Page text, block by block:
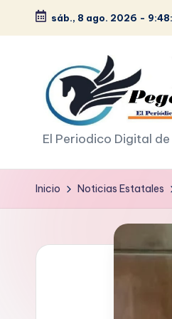
Saltar
contenido
sáb., 8 ago. 2026 -
p
e
g
El Periodico Digital
Inicio Noticias Estatales